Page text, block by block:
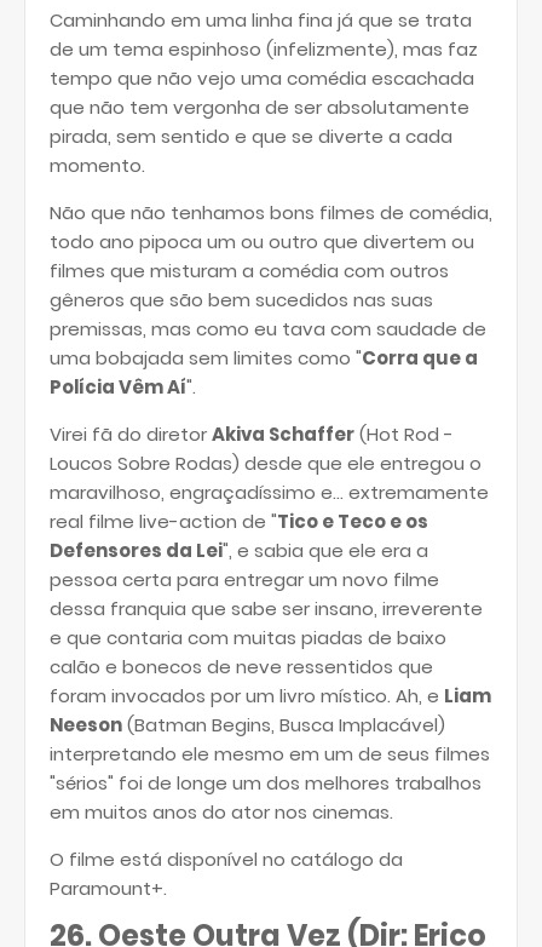
Caminhando em uma linha fina já que se trata
de um tema espinhoso (infelizmente), mas faz
tempo que não vejo uma comédia escachada
que não tem vergonha de ser absolutamente
pirada, sem sentido e que se diverte a cada
momento.
Não que não tenhamos bons filmes de comédia,
todo ano pipoca um ou outro que divertem ou
filmes que misturam a comédia com outros
gêneros que são bem sucedidos nas suas
premissas, mas como eu tava com saudade de
uma bobajada sem limites como "Corra que a
Polícia Vêm Aí".
Virei fã do diretorAkiva Schaffer(Hot Rod -
Loucos Sobre Rodas) desde que ele entregou o
maravilhoso, engraçadíssimo e... extremamente
real filme live-action de "Tico e Teco e os
Defensores da Lei", e sabia que ele era a
pessoa certa para entregar um novo filme
dessa franquia que sabe ser insano, irreverente
e que contaria com muitas piadas de baixo
calão e bonecos de neve ressentidos que
foram invocados por um livro místico. Ah, e Liam
Neeson(Batman Begins, Busca Implacável)
interpretando ele mesmo em um de seus filmes
"sérios" foi de longe um dos melhores trabalhos
em muitos anos do ator nos cinemas.
O filme está disponível no catálogo da
Paramount+.
26. Oeste Outra Vez (Dir: Erico